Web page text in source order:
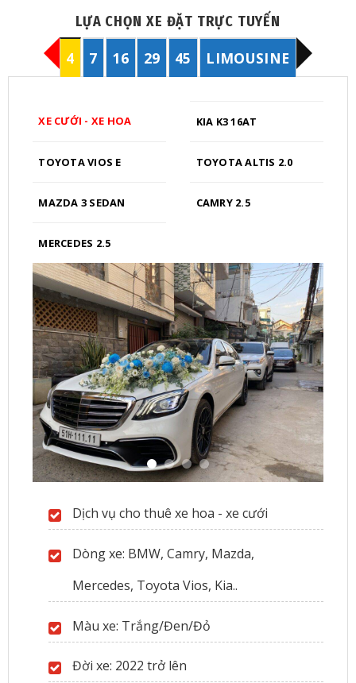
LỰA CHỌN XE ĐẶT TRỰC TUYẾN
4 7 16 29 45 LIMOUSINE
XE CƯỚI - XE HOA KIA K3 16AT
TOYOTA VIOS E TOYOTA ALTIS 2.0
MAZDA 3 SEDAN CAMRY 2.5
MERCEDES 2.5
Dịch vụ cho thuê xe hoa - xe cưới
Dòng xe: BMW, Camry, Mazda,
Mercedes, Toyota Vios, Kia..
Màu xe: Trắng/Đen/Đỏ
Đời xe: 2022 trở lên